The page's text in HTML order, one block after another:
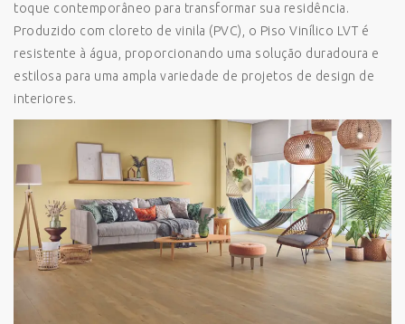
toque contemporâneo para transformar sua residência.
Produzido com cloreto de vinila (PVC), o Piso Vinílico LVT é
resistente à água, proporcionando uma solução duradoura e
estilosa para uma ampla variedade de projetos de design de
interiores.